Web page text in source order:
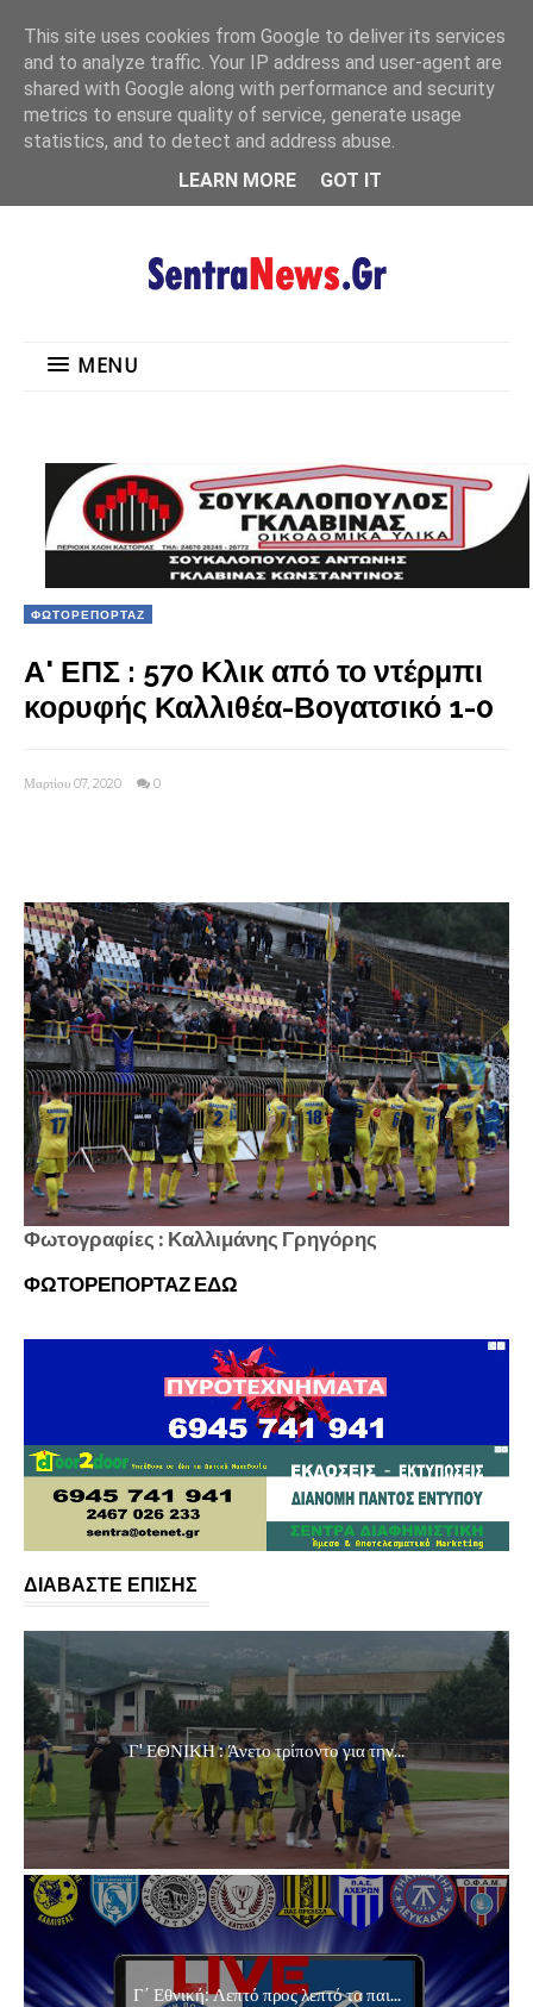
MENU
MENU
ΦΩΤΟΡΕΠΟΡΤΑΖ
Α' ΕΠΣ : 570 Κλικ από το ντέρμπι
κορυφής Καλλιθέα-Βογατσικό 1-0
Μαρτίου 07, 2020 0
Φωτογραφίες : Καλλιμάνης Γρηγόρης
ΦΩΤΟΡΕΠΟΡΤΑΖ ΕΔΩ
ΔΙΑΒΑΣΤΕ ΕΠΙΣΗΣ
Γ' ΕΘΝΙΚΗ : Άνετο τρίποντο για την...
Γ΄ Εθνική: Λεπτό προς λεπτό τα παι...
This site uses cookies from Google to deliver its services
and to analyze traffic. Your IP address and user-agent are
shared with Google along with performance and security
metrics to ensure quality of service, generate usage
statistics, and to detect and address abuse.
LEARN MORE
GOT IT